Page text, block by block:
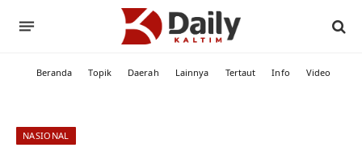
Beranda Topik Daerah Lainnya Tertaut Info Video
NASIONAL